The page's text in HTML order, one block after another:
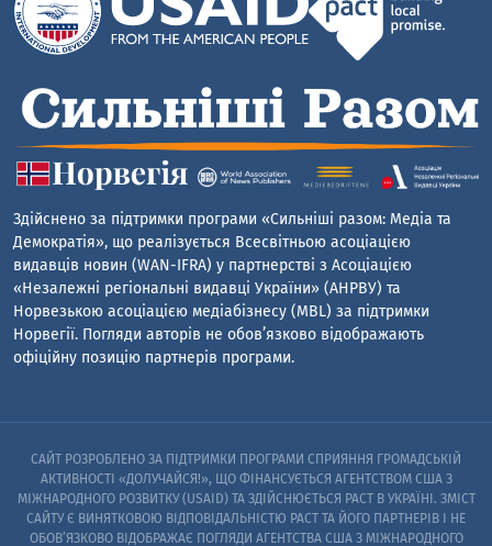
Здійснено за підтримки програми «Сильніші разом: Медіа та
Демократія», що реалізується Всесвітньою асоціацією
видавців новин (WAN-IFRA) у партнерстві з Асоціацією
«Незалежні регіональні видавці України» (АНРВУ) та
Норвезькою асоціацією медіабізнесу (MBL) за підтримки
Норвегії. Погляди авторів не обов’язково відображають
офіційну позицію партнерів програми.
САЙТ РОЗРОБЛЕНО ЗА ПІДТРИМКИ ПРОГРАМИ СПРИЯННЯ ГРОМАДСЬКІЙ
АКТИВНОСТІ «ДОЛУЧАЙСЯ!», ЩО ФІНАНСУЄТЬСЯ АГЕНТСТВОМ США З
МІЖНАРОДНОГО РОЗВИТКУ (USAID) ТА ЗДІЙСНЮЄТЬСЯ PACT В УКРАЇНІ. ЗМІСТ
САЙТУ Є ВИНЯТКОВОЮ ВІДПОВІДАЛЬНІСТЮ PACT ТА ЙОГО ПАРТНЕРІВ I НЕ
ОБОВ’ЯЗКОВО ВІДОБРАЖАЄ ПОГЛЯДИ АГЕНТСТВА США З МІЖНАРОДНОГО